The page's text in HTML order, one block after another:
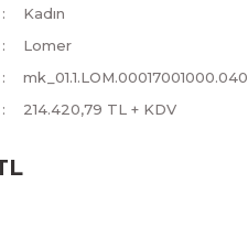
Kadın
Lomer
mk_01.1.LOM.00017001000.040
214.420,79 TL + KDV